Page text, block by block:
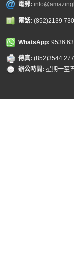
電郵:
電話: (852)2139
WhatsApp: 9536
傳真: (852)3544
辦公時間: 星期一至